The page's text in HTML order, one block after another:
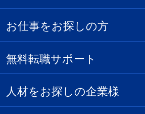
お仕事をお探しの方
無料転職サポート
人材をお探しの企業様